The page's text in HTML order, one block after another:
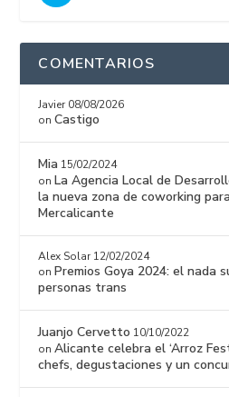
COMENTARIOS
Javier 08/08/2026
onCastigo
Mia 15/02/2024
on La Agencia Local de
la nueva zona de coworking
Mercalicante
Alex Solar 12/02/2024
on Premios Goya 2024: el nada
personas trans
Juanjo Cervetto 10/10/2022
onAlicante celebra el ‘Arroz
chefs, degustaciones y un